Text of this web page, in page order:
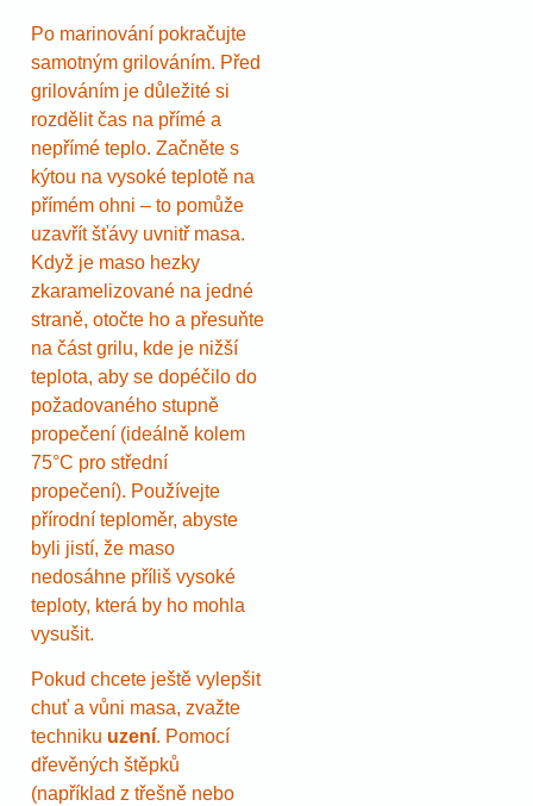
Po marinování pokračujte
samotným grilováním. Před
grilováním je důležité si
rozdělit čas na přímé a
nepřímé teplo. Začněte s
kýtou na vysoké teplotě na
přímém ohni – to pomůže
uzavřít šťávy uvnitř masa.
Když je maso hezky
zkaramelizované na jedné
straně, otočte ho a přesuňte
na část grilu, kde je nižší
teplota, aby se dopéčilo do
požadovaného stupně
propečení (ideálně kolem
75°C pro střední
propečení). Používejte
přírodní teploměr, abyste
byli jistí, že maso
nedosáhne příliš vysoké
teploty, která by ho mohla
vysušit.
Pokud chcete ještě vylepšit
chuť a vůni masa, zvažte
techniku uzení. Pomocí
dřevěných štěpků
(například z třešně nebo